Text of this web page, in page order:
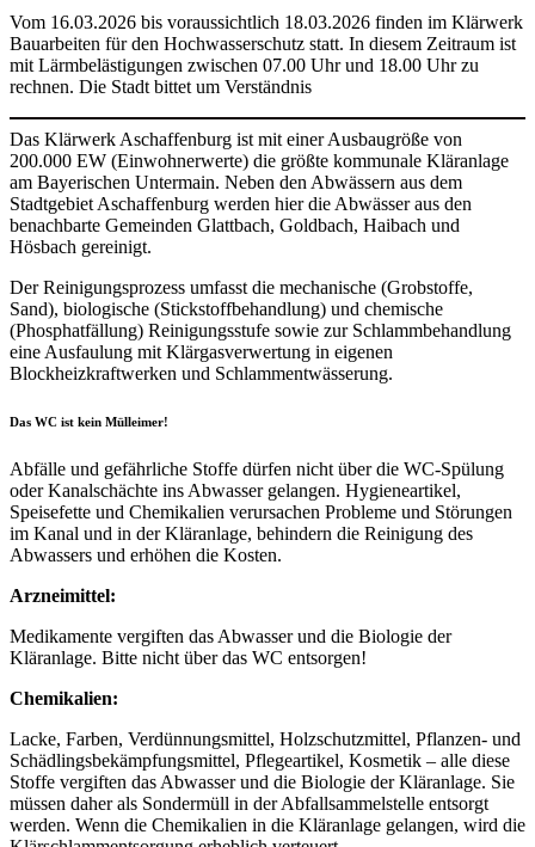
Vom 16.03.2026 bis voraussichtlich 18.03.2026 finden im Klärwerk
Bauarbeiten für den Hochwasserschutz statt. In diesem Zeitraum ist
mit Lärmbelästigungen zwischen 07.00 Uhr und 18.00 Uhr zu
rechnen. Die Stadt bittet um Verständnis
Das Klärwerk Aschaffenburg ist mit einer Ausbaugröße von
200.000 EW (Einwohnerwerte) die größte kommunale Kläranlage
am Bayerischen Untermain. Neben den Abwässern aus dem
Stadtgebiet Aschaffenburg werden hier die Abwässer aus den
benachbarte Gemeinden Glattbach, Goldbach, Haibach und
Hösbach gereinigt.
Der Reinigungsprozess umfasst die mechanische (Grobstoffe,
Sand), biologische (Stickstoffbehandlung) und chemische
(Phosphatfällung) Reinigungsstufe sowie zur Schlammbehandlung
eine Ausfaulung mit Klärgasverwertung in eigenen
Blockheizkraftwerken und Schlammentwässerung.
Das WC ist kein Mülleimer!
Abfälle und gefährliche Stoffe dürfen nicht über die WC-Spülung
oder Kanalschächte ins Abwasser gelangen. Hygieneartikel,
Speisefette und Chemikalien verursachen Probleme und Störungen
im Kanal und in der Kläranlage, behindern die Reinigung des
Abwassers und erhöhen die Kosten.
Arzneimittel:
Medikamente vergiften das Abwasser und die Biologie der
Kläranlage. Bitte nicht über das WC entsorgen!
Chemikalien:
Lacke, Farben, Verdünnungsmittel, Holzschutzmittel, Pflanzen- und
Schädlingsbekämpfungsmittel, Pflegeartikel, Kosmetik – alle diese
Stoffe vergiften das Abwasser und die Biologie der Kläranlage. Sie
müssen daher als Sondermüll in der Abfallsammelstelle entsorgt
werden. Wenn die Chemikalien in die Kläranlage gelangen, wird die